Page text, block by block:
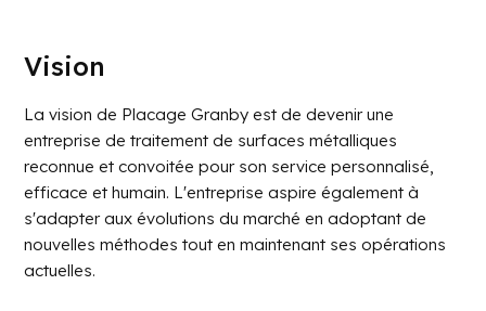
Vision
La vision de Placage Granby est de devenir une
entreprise de traitement de surfaces métalliques
reconnue et convoitée pour son service personnalisé,
efficace et humain. L'entreprise aspire également à
s'adapter aux évolutions du marché en adoptant de
nouvelles méthodes tout en maintenant ses opérations
actuelles.